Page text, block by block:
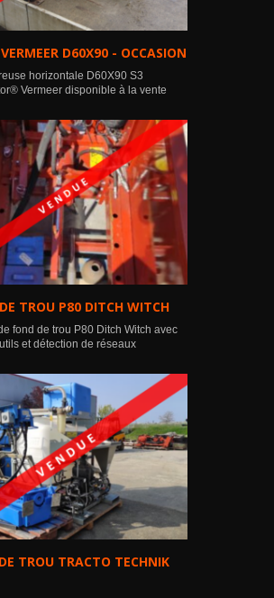
VERMEER D60X90 - OCCASION
horizontale D60X90 S3
Vermeer disponible à la vente
TROU P80 DITCH WITCH
fond de trou P80 Ditch Witch avec
et détection de réseaux
TROU TRACTO TECHNIK